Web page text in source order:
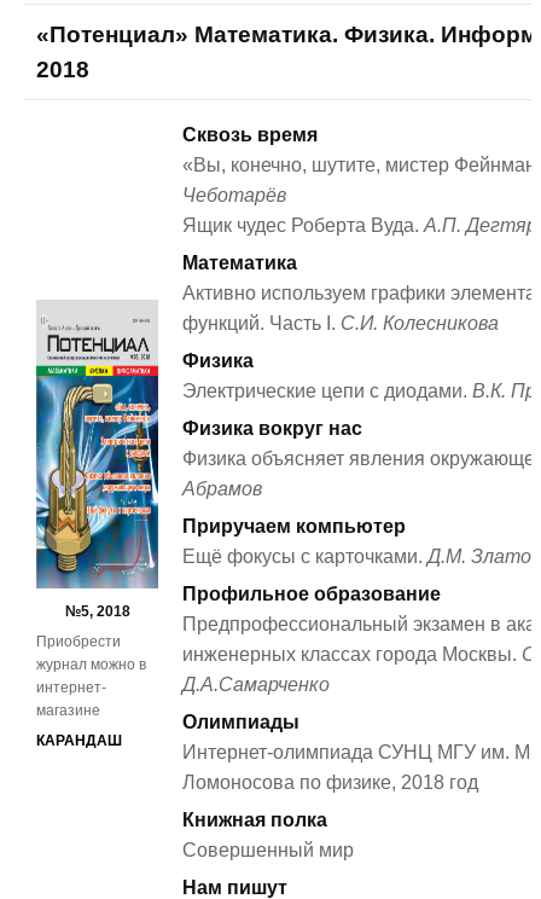
«Потенциал» Математика. Физика.
2018
№5, 2018
Приобрести
журнал можно в
интернет-
магазине
КАРАНДАШ
Сквозь время
«Вы, конечно, шутите, мистер
Чеботарёв
Ящик чудес Роберта Вуда. А.П.
Математика
Активно используем графики
функций. Часть I. С.И. Колесникова
Физика
Электрические цепи с диодами. В.К.
Физика вокруг нас
Физика объясняет явления
Абрамов
Приручаем компьютер
Ещё фокусы с карточками.Д.М.
Профильное образование
Предпрофессиональный экзамен в
инженерных классах города Москвы.
Д.А.Самарченко
Олимпиады
Интернет-олимпиада СУНЦ МГУ им. М.
Ломоносова по физике, 2018 год
Книжная полка
Совершенный мир
Нам пишут